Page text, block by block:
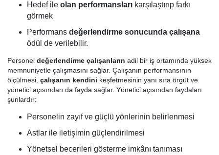
Hedef ile olan performansları karşılaştırıp farkı
görmek
Performans değerlendirme sonucunda çalışana
ödül de verilebilir.
Personel değerlendirme çalışanların adil bir iş ortamında yüksek
memnuniyetle çalışmasını sağlar. Çalışanın performansının
ölçülmesi, çalışanın kendini keşfetmesinin yanı sıra örgüt ve
yönetici açısından da fayda sağlar. Yönetici açısından faydaları
şunlardır:
Personelin zayıf ve güçlü yönlerinin belirlenmesi
Astlar ile iletişimin güçlendirilmesi
Yönetsel becerileri gösterme imkânı tanıması